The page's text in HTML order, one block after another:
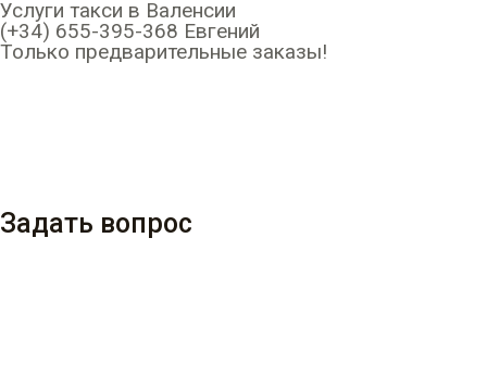
Перейти
к
содержимому
Услуги такси в Валенсии
(+34) 655-395-368 Евгений
Только предварительные заказы!
Задать вопрос